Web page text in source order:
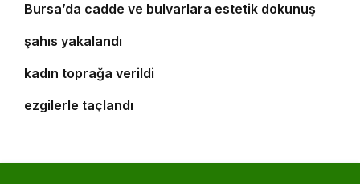
Bursa’da cadde ve bulvarlara estetik dokunuş
Bursa’da 25 yıl kesinleşmiş hapis cezası bulunan
şahıs yakalandı
Bursa’daki silahlı saldırıda ölen güzellik uzmanı
kadın toprağa verildi
‘Osmangazi Ramazan Sokağı’ huzur veren
ezgilerle taçlandı